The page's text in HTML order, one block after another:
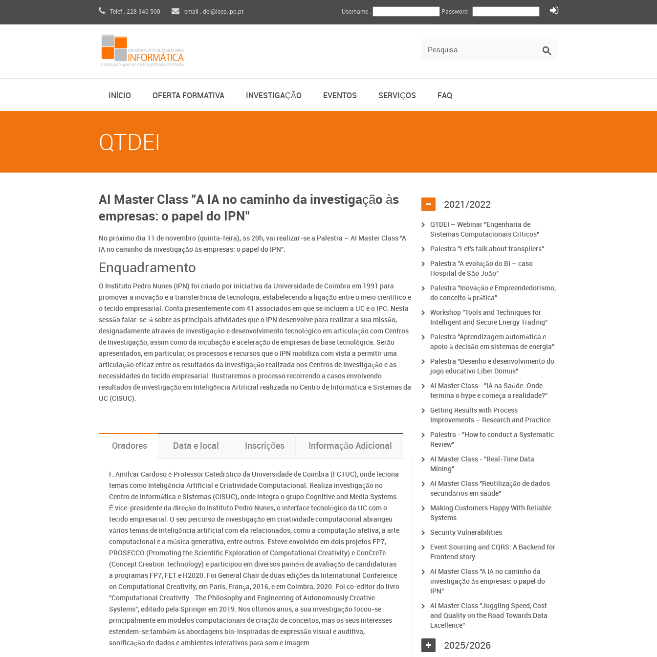
Telef : 228 340 500 email : dei@isep.ipp.pt Username : Password :
INÍCIO OFERTA FORMATIVA INVESTIGAÇÃO EVENTOS SERVIÇOS FAQ
QTDEI
AI Master Class "A IA no caminho da investigação às
empresas: o papel do IPN"
No próximo dia 11 de novembro (quinta-feira), às 20h, vai realizar-se a Palestra – AI Master Class "A
IA no caminho da investigação às empresas: o papel do IPN".
Enquadramento
O Instituto Pedro Nunes (IPN) foi criado por iniciativa da Universidade de Coimbra em 1991 para
promover a inovação e a transferência de tecnologia, estabelecendo a ligação entre o meio científico e
o tecido empresarial. Conta presentemente com 41 associados em que se incluem a UC e o IPC. Nesta
sessão falar-se-á sobre as principais atividades que o IPN desenvolve para realizar a sua missão,
designadamente através de investigação e desenvolvimento tecnológico em articulação com Centros
de Investigação, assim como da incubação e aceleração de empresas de base tecnológica. Serão
apresentados, em particular, os processos e recursos que o IPN mobiliza com vista a permitir uma
articulação eficaz entre os resultados da investigação realizada nos Centros de Investigação e as
necessidades do tecido empresarial. Ilustraremos o processo recorrendo a casos envolvendo
resultados de investigação em Inteligência Artificial realizada no Centro de Informática e Sistemas da
UC (CISUC).
Oradores Data e local Inscrições Informação Adicional
F. Amílcar Cardoso é Professor Catedrático da Universidade de Coimbra (FCTUC), onde leciona
temas como Inteligência Artificial e Criatividade Computacional. Realiza investigação no
Centro de Informática e Sistemas (CISUC), onde integra o grupo Cognitive and Media Systems.
É vice-presidente da direção do Instituto Pedro Nunes, o interface tecnológico da UC com o
tecido empresarial. O seu percurso de investigação em criatividade computacional abrangeu
vários temas de inteligência artificial com ela relacionados, como a computação afetiva, a arte
computacional e a música generativa, entre outros. Esteve envolvido em dois projetos FP7,
PROSECCO (Promoting the Scientific Exploration of Computational Creativity) e ConCreTe
(Concept Creation Technology) e participou em diversos painéis de avaliação de candidaturas
a programas FP7, FET e H2020. Foi General Chair de duas edições da International Conference
on Computational Creativity, em Paris, França, 2016, e em Coimbra, 2020. Foi co-editor do livro
"Computational Creativity - The Philosophy and Engineering of Autonomously Creative
Systems", editado pela Springer em 2019. Nos últimos anos, a sua investigação focou-se
principalmente em modelos computacionais de criação de conceitos, mas os seus interesses
estendem-se também às abordagens bio-inspiradas de expressão visual e auditiva,
sonificação de dados e ambientes interativos para som e imagem.
2021/2022
QTDEI – Webinar "Engenharia de
Sistemas Computacionais Críticos"
Palestra "Let's talk about transpilers"
Palestra "A evolução do BI – caso
Hospital de São João"
Palestra "Inovação e Empreendedorismo,
do conceito à prática"
Workshop "Tools and Techniques for
Intelligent and Secure Energy Trading"
Palestra "Aprendizagem automática e
apoio à decisão em sistemas de energia"
Palestra "Desenho e desenvolvimento do
jogo educativo Liber Domus"
AI Master Class - "IA na Saúde: Onde
termina o hype e começa a realidade?"
Getting Results with Process
Improvements – Research and Practice
Palestra - "How to conduct a Systematic
Review"
AI Master Class - "Real-Time Data
Mining"
AI Master Class "Reutilização de dados
secundários em saúde"
Making Customers Happy With Reliable
Systems
Security Vulnerabilities
Event Sourcing and CQRS: A Backend for
Frontend story
AI Master Class "A IA no caminho da
investigação às empresas: o papel do
IPN"
AI Master Class "Juggling Speed, Cost
and Quality on the Road Towards Data
Excellence"
2025/2026